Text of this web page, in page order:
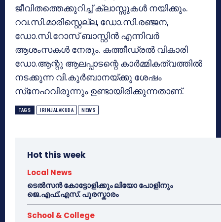
ജീവിതത്തെക്കുറിച്ച് ക്ലാസ്സുകള്‍ നയിക്കും.
റവ.സി.മാരിസ്റ്റെല്ല, ഡോ.സി.രഞ്ജന,
ഡോ.സി.റോസ് ബാസ്റ്റിന്‍ എന്നിവര്‍
ആശംസകള്‍ നേരും. കത്തീഡ്രല്‍ വികാരി
ഡോ.ആന്റു ആലപ്പാടന്റെ കാര്‍മ്മികത്വത്തില്‍
നടക്കുന്ന വി.കുര്‍ബാനയ്ക്കു ശേഷം
സ്‌നേഹവിരുന്നും ഉണ്ടായിരിക്കുന്നതാണ്.
TAGS IRINJALAKUDA NEWS
Hot this week
Local News
ടെൽസൻ കോട്ടോളിക്കും ലിയോ പോളിനും
ജെ.എഫ്.എസ്. പുരസ്കാരം
School & College